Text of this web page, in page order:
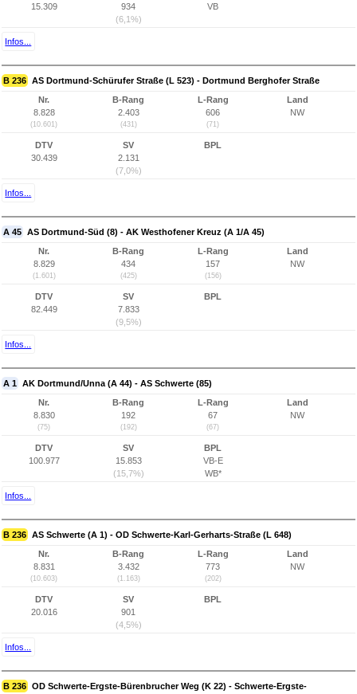
15.309
934
(6,1%)
VB
Infos...
B 236 AS Dortmund-Schürufer Straße (L 523) - Dortmund Berghofer Straße
Nr.
8.828
(10.601)
B-Rang
2.403
(431)
L-Rang
606
(71)
Land
NW
DTV
30.439
SV
2.131
(7,0%)
BPL
Infos...
A 45 AS Dortmund-Süd (8) - AK Westhofener Kreuz (A 1/A 45)
Nr.
8.829
(1.601)
B-Rang
434
(425)
L-Rang
157
(156)
Land
NW
DTV
82.449
SV
7.833
(9,5%)
BPL
Infos...
A 1 AK Dortmund/Unna (A 44) - AS Schwerte (85)
Nr.
8.830
(75)
B-Rang
192
(192)
L-Rang
67
(67)
Land
NW
DTV
100.977
SV
15.853
(15,7%)
BPL
VB-E
WB*
Infos...
B 236 AS Schwerte (A 1) - OD Schwerte-Karl-Gerharts-Straße (L 648)
Nr.
8.831
(10.603)
B-Rang
3.432
(1.163)
L-Rang
773
(202)
Land
NW
DTV
20.016
SV
901
(4,5%)
BPL
Infos...
B 236 OD Schwerte-Ergste-Bürenbrucher Weg (K 22) - Schwerte-Ergste-